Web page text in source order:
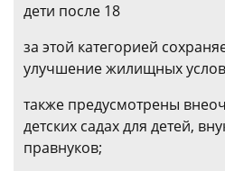
дети после 18
за этой категорией
улучшение жилищных
также предусмотрены
детских садах для детей,
правнуков;